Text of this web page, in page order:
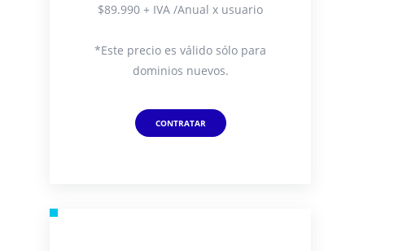
$89.990 + IVA /Anual x usuario
*Este precio es válido sólo para
dominios nuevos.
CONTRATAR